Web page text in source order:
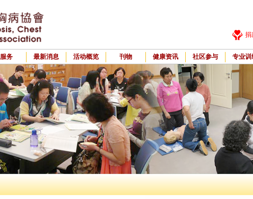
捐
服务 最新消息 活动概览 刊物 健康资讯 社区参与 专业训